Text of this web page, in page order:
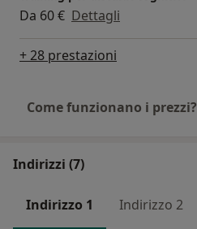
Da 60 € Dettagli
+ 28 prestazioni
Come funzionano i prezzi?
Indirizzi (7)
Indirizzo 1 Indirizzo 2